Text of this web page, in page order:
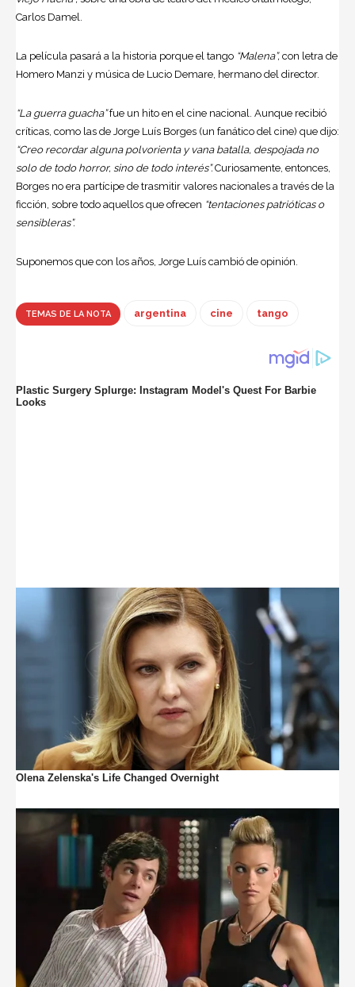
Carlos Damel.
La película pasará a la historia porque el tango “Malena”, con letra de
Homero Manzi y música de Lucio Demare, hermano del director.
“La guerra guacha”fue un hito en el cine nacional. Aunque recibió
críticas, como las de Jorge Luís Borges (un fanático del cine) que dijo:
“Creo recordar alguna polvorienta y vana batalla, despojada no
solo de todo horror, sino de todo interés”.Curiosamente, entonces,
Borges no era partícipe de trasmitir valores nacionales a través de la
ficción, sobre todo aquellos que ofrecen “tentaciones patrióticas o
sensibleras”.
Suponemos que con los años, Jorge Luís cambió de opinión.
TEMAS DE LA NOTA argentina cine tango